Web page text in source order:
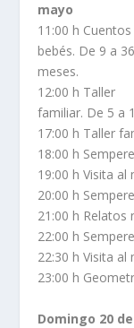
mayo
11:00 h
bebés. De 9 a 36
meses.
12:00 h Taller
familiar. De 5 a
17:00 h Taller
18:00 h
19:00 h Visita
20:00 h
21:00 h Relatos
22:00 h
22:30 h Visita
23:00 h
Domingo 20